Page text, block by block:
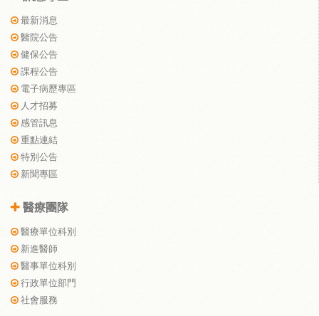
最新消息
醫院公告
健保公告
課程公告
電子病歷專區
人才招募
感管訊息
重點連結
特別公告
新聞專區
醫療團隊
醫療單位科別
新進醫師
醫事單位科別
行政單位部門
社會服務